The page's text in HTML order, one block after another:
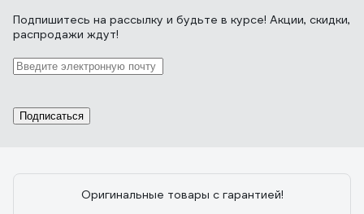
Подпишитесь на рассылку и будьте в курсе! Акции, скидки,
распродажи ждут!
Подписаться
Оригинальные товары с гарантией!